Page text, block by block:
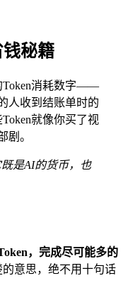
秘籍
Token消耗数字——
人收到结账单时的
就像你买了视
剧。
是AI的货币，也
，完成尽可能多的
意思，绝不用十句话